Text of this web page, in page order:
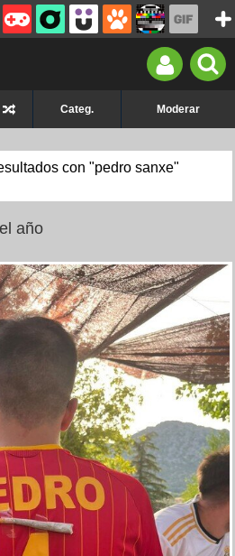
Categ. Moderar
con "pedro sanxe"
año